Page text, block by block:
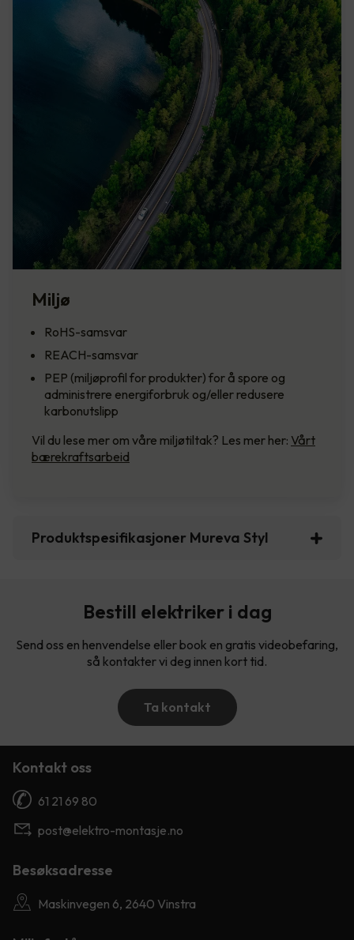
Miljø
RoHS-samsvar
REACH-samsvar
PEP (miljøprofil for produkter) for å spore og
administrere energiforbruk og/eller redusere
karbonutslipp
Vil du lese mer om våre miljøtiltak? Les mer her: Vårt
bærekraftsarbeid
Produktspesifikasjoner Mureva Styl
Bestill elektriker i dag
Send oss en henvendelse eller book en gratis videobefaring,
så kontakter vi deg innen kort tid.
Ta kontakt
Kontakt oss
61 21 69 80
post@elektro-montasje.no
Besøksadresse
Maskinvegen 6, 2640 Vinstra